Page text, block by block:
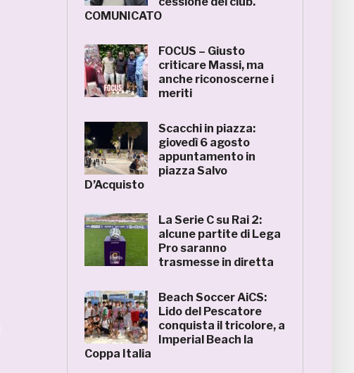
COMUNICATO
FOCUS – Giusto
criticare Massi, ma
anche riconoscerne i
meriti
Scacchi in piazza:
giovedì 6 agosto
appuntamento in
piazza Salvo
D’Acquisto
La Serie C su Rai 2:
alcune partite di Lega
Pro saranno
trasmesse in diretta
Beach Soccer AiCS:
Lido del Pescatore
conquista il tricolore, a
Imperial Beach la
Coppa Italia